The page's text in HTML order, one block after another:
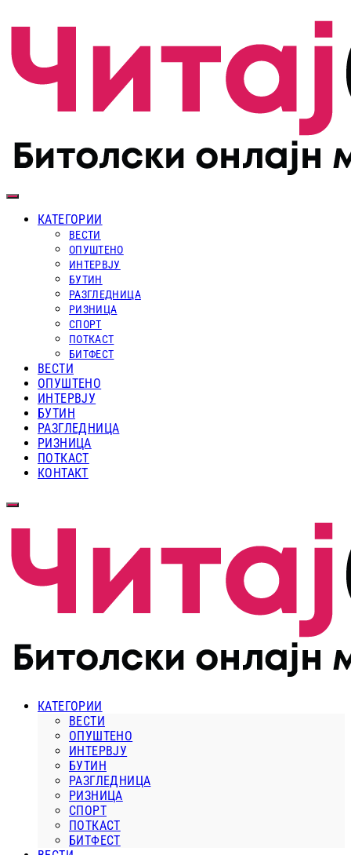
КАТЕГОРИИ
ВЕСТИ
ОПУШТЕНО
ИНТЕРВЈУ
БУТИН
РАЗГЛЕДНИЦА
РИЗНИЦА
СПОРТ
ПОТКАСТ
БИТФЕСТ
ВЕСТИ
ОПУШТЕНО
ИНТЕРВЈУ
БУТИН
РАЗГЛЕДНИЦА
РИЗНИЦА
ПОТКАСТ
КОНТАКТ
КАТЕГОРИИ
ВЕСТИ
ОПУШТЕНО
ИНТЕРВЈУ
БУТИН
РАЗГЛЕДНИЦА
РИЗНИЦА
СПОРТ
ПОТКАСТ
БИТФЕСТ